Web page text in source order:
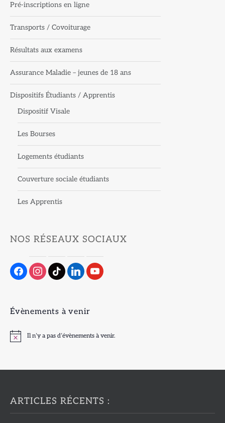
Pré-inscriptions en ligne
Transports / Covoiturage
Résultats aux examens
Assurance Maladie – jeunes de 18 ans
Dispositifs Étudiants / Apprentis
Dispositif Visale
Les Bourses
Logements étudiants
Couverture sociale étudiants
Les Apprentis
NOS RÉSEAUX SOCIAUX
Évènements à venir
NoticeIl n’y a pas d’évènements à venir.
ARTICLES RÉCENTS :